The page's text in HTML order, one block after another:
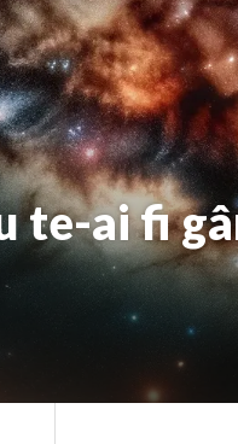
te-ai fi